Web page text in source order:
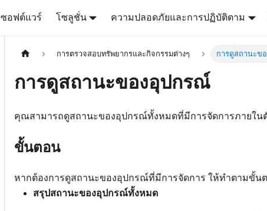
ซอฟต์แวร์ โซลูชั่น ความปลอดภัยและการปฏิบัติตาม
การตรวจสอบทรัพยากรและกิจกรรมต่างๆ การดูสถานะข
การดูสถานะของอุปกรณ์
คุณสามารถดูสถานะของอุปกรณ์ทั้งหมดที่มีการจัดการภายใน
ขั้นตอน
หากต้องการดูสถานะของอุปกรณ์ที่มีการจัดการ ให้ทำตามขั้น
สรุปสถานะของอุปกรณ์ทั้งหมด